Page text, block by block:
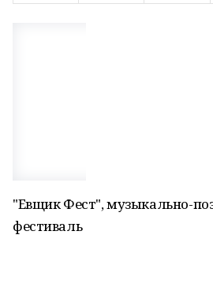
"Евщик Фест", музыкально-
фестиваль